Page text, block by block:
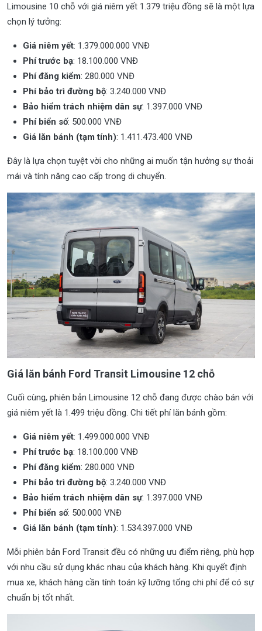
Limousine 10 chỗ với giá niêm yết 1.379 triệu đồng sẽ là một lựa
chọn lý tưởng:
Giá niêm yết: 1.379.000.000 VNĐ
Phí trước bạ: 18.100.000 VNĐ
Phí đăng kiểm: 280.000 VNĐ
Phí bảo trì đường bộ: 3.240.000 VNĐ
Bảo hiểm trách nhiệm dân sự: 1.397.000 VNĐ
Phí biển số: 500.000 VNĐ
Giá lăn bánh (tạm tính): 1.411.473.400 VNĐ
Đây là lựa chọn tuyệt vời cho những ai muốn tận hưởng sự thoải
mái và tính năng cao cấp trong di chuyển.
Giá lăn bánh Ford Transit Limousine 12 chỗ
Cuối cùng, phiên bản Limousine 12 chỗ đang được chào bán với
giá niêm yết là 1.499 triệu đồng. Chi tiết phí lăn bánh gồm:
Giá niêm yết: 1.499.000.000 VNĐ
Phí trước bạ: 18.100.000 VNĐ
Phí đăng kiểm: 280.000 VNĐ
Phí bảo trì đường bộ: 3.240.000 VNĐ
Bảo hiểm trách nhiệm dân sự: 1.397.000 VNĐ
Phí biển số: 500.000 VNĐ
Giá lăn bánh (tạm tính): 1.534.397.000 VNĐ
Mỗi phiên bản Ford Transit đều có những ưu điểm riêng, phù hợp
với nhu cầu sử dụng khác nhau của khách hàng. Khi quyết định
mua xe, khách hàng cần tính toán kỹ lưỡng tổng chi phí để có sự
chuẩn bị tốt nhất.